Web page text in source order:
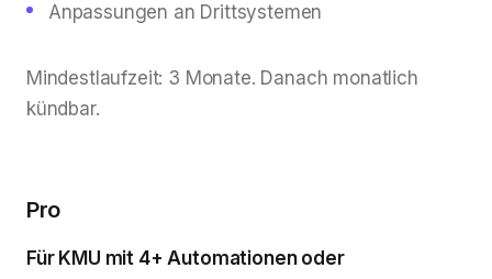
Anpassungen an Drittsystemen
Mindestlaufzeit: 3 Monate. Danach monatlich
kündbar.
Pro
Für KMU mit 4+ Automationen oder